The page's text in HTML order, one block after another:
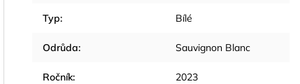
Typ: Bílé
Odrůda: Sauvignon Blanc
Ročník: 2023